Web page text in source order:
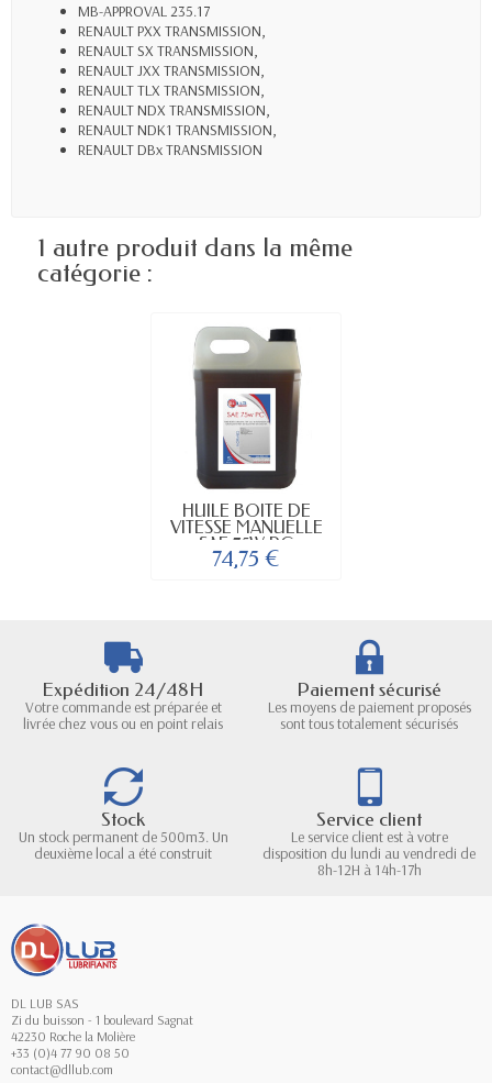
MB-APPROVAL 235.17
RENAULT PXX TRANSMISSION,
RENAULT SX TRANSMISSION,
RENAULT JXX TRANSMISSION,
RENAULT TLX TRANSMISSION,
RENAULT NDX TRANSMISSION,
RENAULT NDK1 TRANSMISSION,
RENAULT DBx TRANSMISSION
1 autre produit dans la même
catégorie :
HUILE BOITE DE
VITESSE MANUELLE
SAE 75W PC
74,75 €
Expédition 24/48H
Votre commande est préparée et
livrée chez vous ou en point relais
Paiement sécurisé
Les moyens de paiement proposés
sont tous totalement sécurisés
Stock
Un stock permanent de 500m3. Un
deuxième local a été construit
Service client
Le service client est à votre
disposition du lundi au vendredi de
8h-12H à 14h-17h
DL LUB SAS
Zi du buisson - 1 boulevard Sagnat
42230 Roche la Molière
+33 (0)4 77 90 08 50
contact@dllub.com